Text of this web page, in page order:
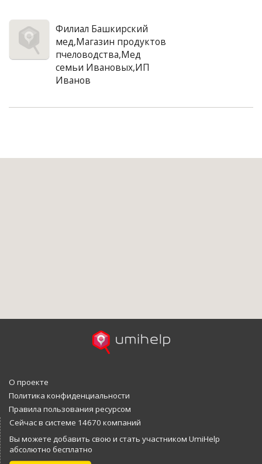
Филиал Башкирский
мед,Магазин продуктов
пчеловодства,Мед
семьи Ивановых,ИП
Иванов
О проекте
Политика конфиденциальности
Правила пользования ресурсом
Сейчас в системе 14670 компаний
Вы можете добавить свою и стать участником UmiHelp
абсолютно бесплатно